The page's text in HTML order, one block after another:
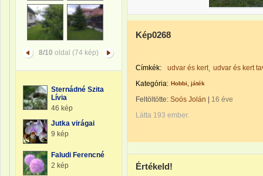
8/10 oldal (74 kép)
Sternádné Szita
Lívia
46 kép
Jutka virágai
9 kép
Faludi Ferencné
2 kép
Kép0268
Címkék: udvar és kert udvar és kert
Kategória: Hobbi, játék
Feltöltötte: Soós Jolán
16 éve
Látta 193 ember.
Értékeld!